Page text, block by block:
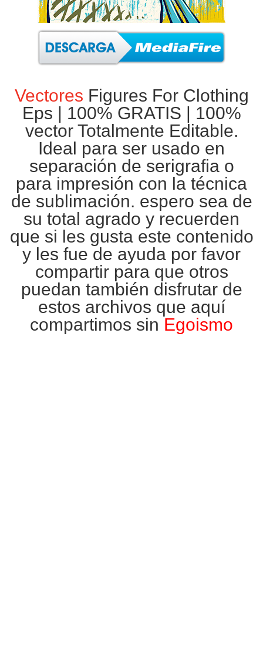
Vectores Figures For Clothing
Eps | 100% GRATIS | 100%
vector Totalmente Editable.
Ideal para ser usado en
separación de serigrafiao
para impresión con la técnica
de sublimación. espero sea de
su total agrado y recuerden
que si les gusta este contenido
y les fue de ayuda por favor
compartir para que otros
puedan también disfrutar de
estos archivos que aquí
compartimos sin Egoismo